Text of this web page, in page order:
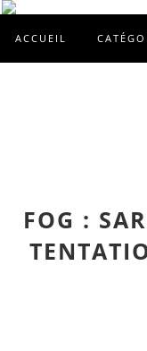
ACCUEIL
FOG :